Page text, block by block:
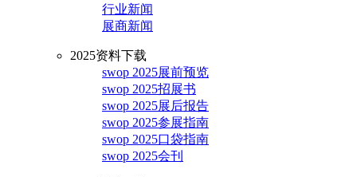
行业新闻
展商新闻
2025资料下载
swop 2025展前预览
swop 2025招展书
swop 2025展后报告
swop 2025参展指南
swop 2025口袋指南
swop 2025会刊